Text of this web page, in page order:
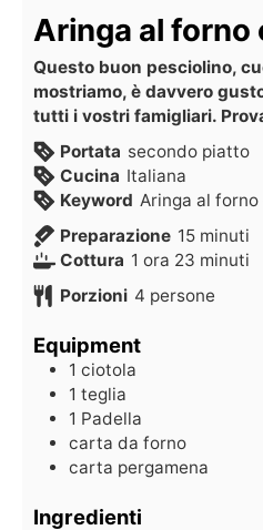
Aringa al forno
Questo buon pesciolino,
mostriamo, è davvero
tutti i vostri famigliari.
Portata secondo piatto
Cucina Italiana
Keyword Aringa al
Preparazione 15 minuti
Cottura 1 ora 23 minuti
Porzioni 4 persone
Equipment
1 ciotola
1 teglia
1 Padella
carta da forno
carta pergamena
Ingredienti